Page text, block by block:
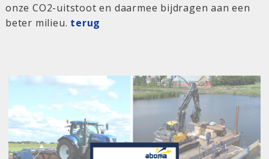
onze CO2-uitstoot en daarmee bijdragen aan een
beter milieu. terug